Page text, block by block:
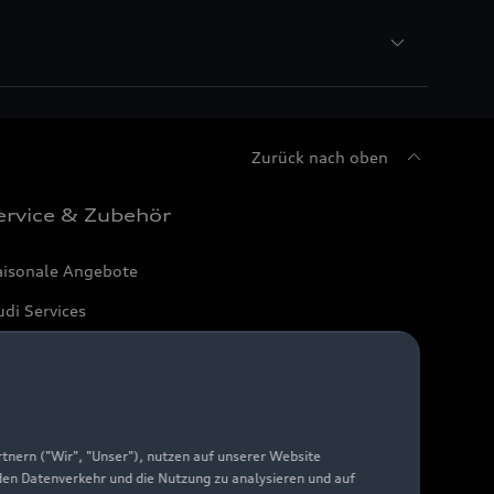
("Wir", "Unser"), nutzen auf unserer Website
Datenverkehr und die Nutzung zu analysieren und auf
Zurück nach oben
& Zubehör
Angebote
Services